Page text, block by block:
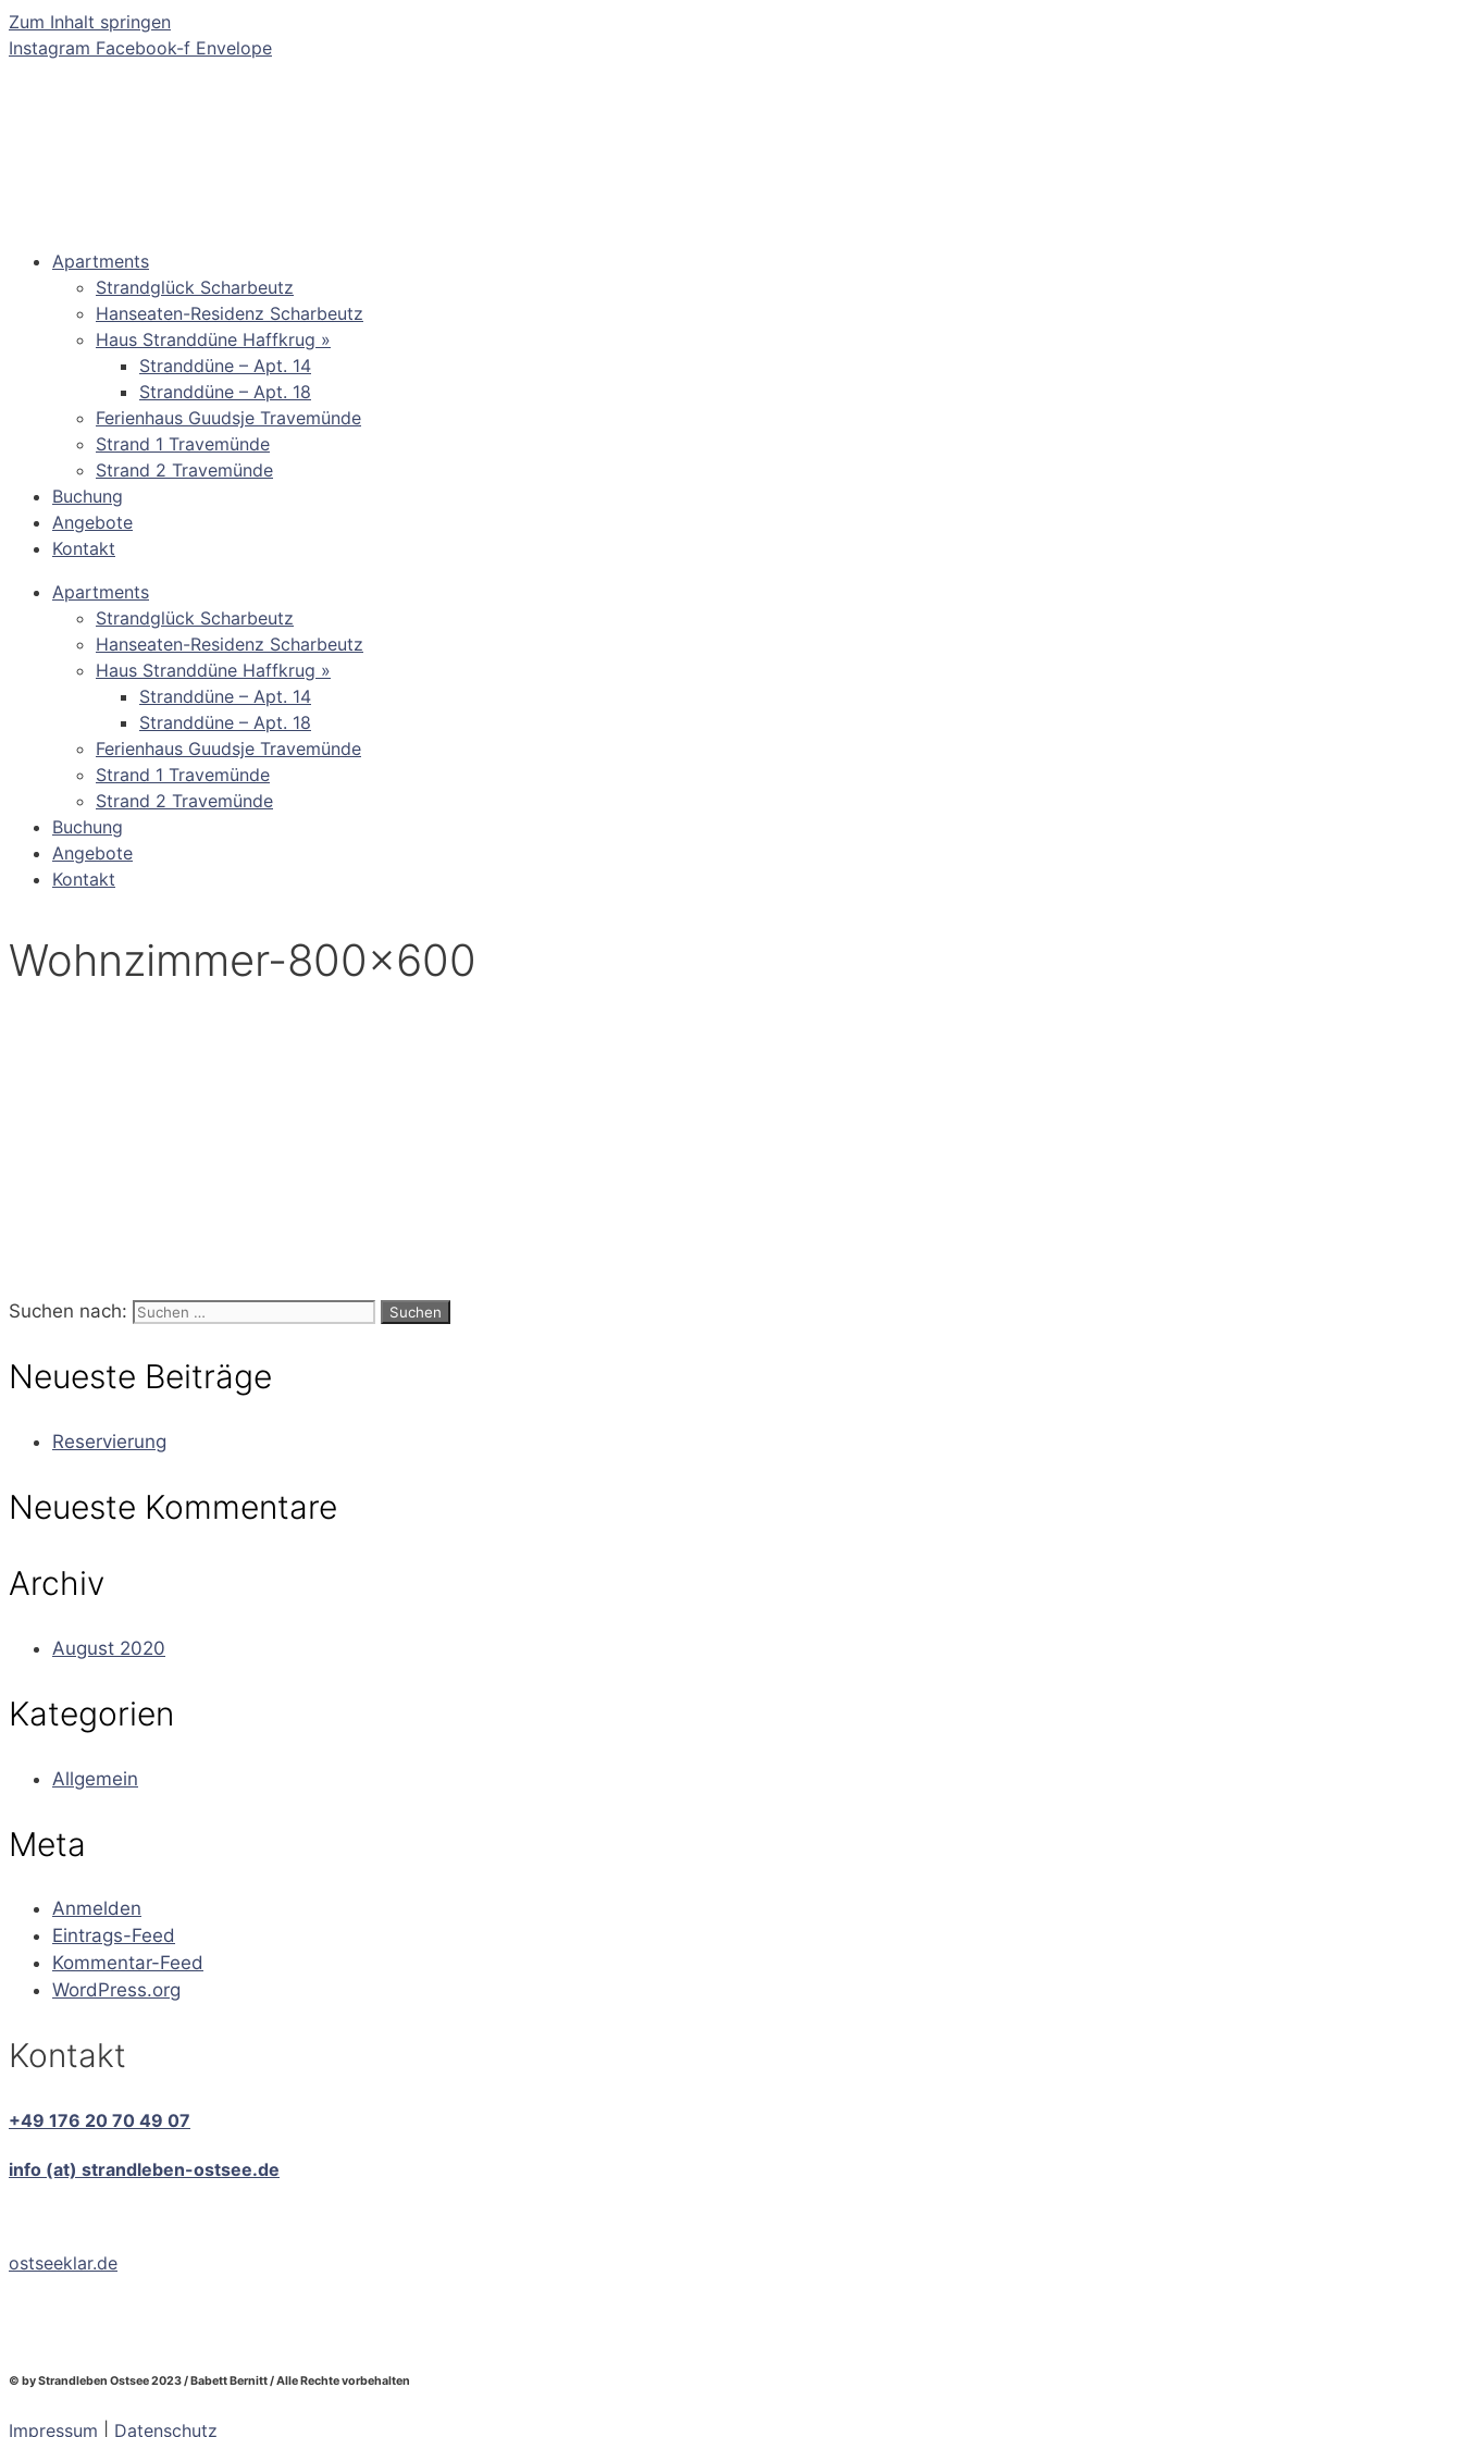
Zum Inhalt springen
Instagram Facebook-f Envelope
Apartments
Strandglück Scharbeutz
Hanseaten-Residenz Scharbeutz
Haus Stranddüne Haffkrug »
Stranddüne – Apt. 14
Stranddüne – Apt. 18
Ferienhaus Guudsje Travemünde
Strand 1 Travemünde
Strand 2 Travemünde
Buchung
Angebote
Kontakt
Apartments
Strandglück Scharbeutz
Hanseaten-Residenz Scharbeutz
Haus Stranddüne Haffkrug »
Stranddüne – Apt. 14
Stranddüne – Apt. 18
Ferienhaus Guudsje Travemünde
Strand 1 Travemünde
Strand 2 Travemünde
Buchung
Angebote
Kontakt
Wohnzimmer-800×600
Suchen nach:
Neueste Beiträge
Reservierung
Neueste Kommentare
Archiv
August 2020
Kategorien
Allgemein
Meta
Anmelden
Eintrags-Feed
Kommentar-Feed
WordPress.org
Kontakt
+49 176 20 70 49 07
info (at) strandleben-ostsee.de
ostseeklar.de
© by Strandleben Ostsee 2023 / Babett Bernitt / Alle Rechte vorbehalten
Impressum Datenschutz